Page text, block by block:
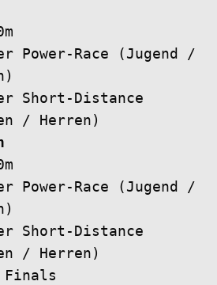
Power-Race (Jugend /
Short-Distance
/ Herren)
Power-Race (Jugend /
Short-Distance
/ Herren)